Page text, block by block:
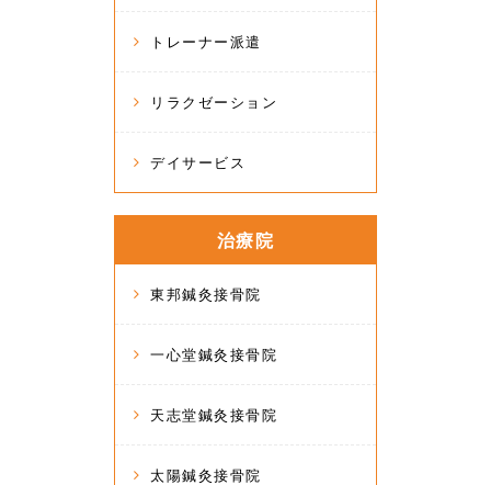
トレーナー派遣
リラクゼーション
デイサービス
治療院
東邦鍼灸接骨院
一心堂鍼灸接骨院
天志堂鍼灸接骨院
太陽鍼灸接骨院